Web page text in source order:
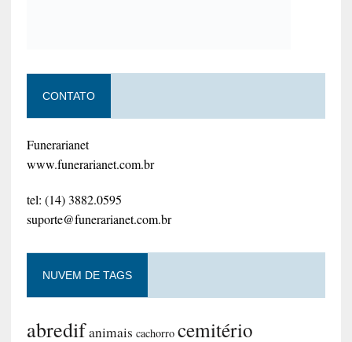
CONTATO
Funerarianet
www.funerarianet.com.br
tel: (14) 3882.0595
suporte@funerarianet.com.br
NUVEM DE TAGS
abredifanimais cachorro cemitério